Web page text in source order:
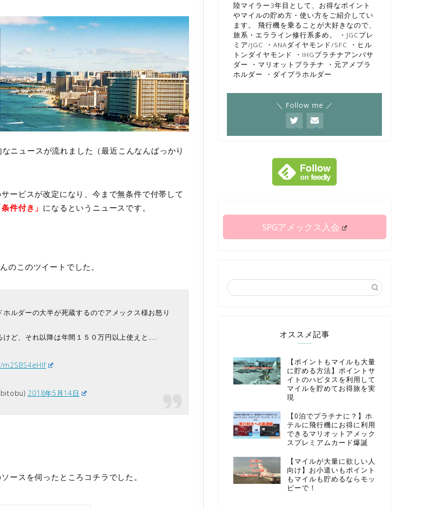
ニュースが流れました（最近こんなんばっかり
ービスが改定になり、今まで無条件で付帯して
件付き」 になるというニュースです。
のこのツイートでした。
ルダーの大半が死蔵するのでアメックス様お怒り
ど、それ以降は年間１５０万円以上使えと…..
2018年5月14日
ースを伺ったところコチラでした。
陸マイラー3年目として、お得なポイント
やマイルの貯め方・使い方をご紹介してい
ます。 飛行機を乗ることが大好きなので、
旅系・エラライン修行系多め。 ・JGCプレ
ミア/JGC ・ANAダイヤモンド/SFC ・ヒル
トンダイヤモンド ・IHGプラチナアンバサ
ダー ・マリオットプラチナ ・元アメプラ
ホルダー ・ダイプラホルダー
＼ Follow me ／
SPGアメックス入会
オススメ記事
【ポイントもマイルも大量
に貯める方法】ポイントサ
イトのハピタスを利用して
マイルを貯めてお得旅を実
現
【0泊でプラチナに？】ホ
テルに飛行機にお得に利用
できるマリオットアメック
スプレミアムカード爆誕
【マイルが大量に欲しい人
向け】お小遣いもポイント
もマイルも貯めるならモッ
ピーで！